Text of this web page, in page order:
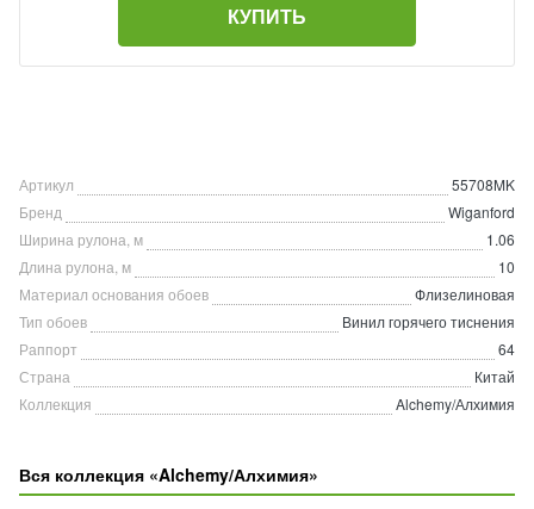
КУПИТЬ
Артикул
55708MK
Бренд
Wiganford
Ширина рулона, м
1.06
Длина рулона, м
10
Материал основания обоев
Флизелиновая
Тип обоев
Винил горячего тиснения
Раппорт
64
Страна
Китай
Коллекция
Alchemy/Алхимия
Вся коллекция «Alchemy/Алхимия»